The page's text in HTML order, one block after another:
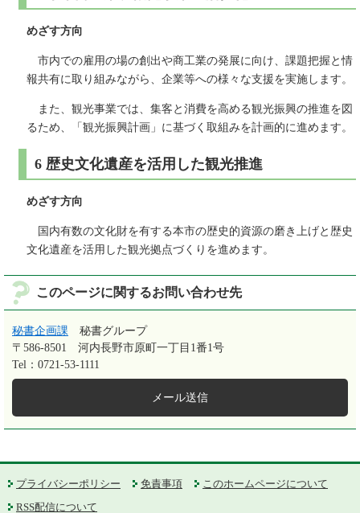
めざす方向
市内での雇用の場の創出や商工業の発展に向け、課題把握と情
報共有に取り組みながら、企業等への様々な支援を実施します。
また、観光事業では、集客と消費を高める観光振興の推進を図
るため、「観光振興計画」に基づく取組みを計画的に進めます。
6 歴史文化遺産を活用した観光推進
めざす方向
国内有数の文化財を有する本市の歴史的資源の磨き上げと歴史
文化遺産を活用した観光拠点づくりを進めます。
このページに関するお問い合わせ先
秘書企画課
秘書グループ
〒586-8501
河内長野市原町一丁目1番1号
Tel：0721-53-1111
メール送信
プライバシーポリシー 免責事項
このホームページについて
RSS配信について